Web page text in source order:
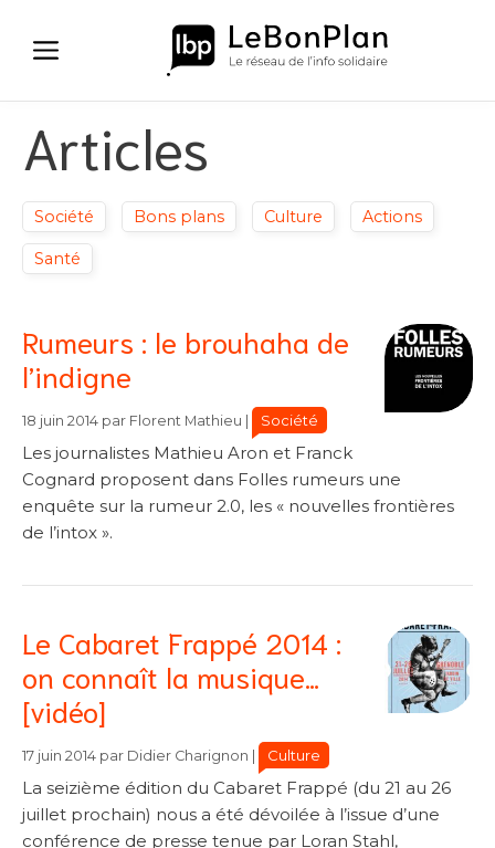
contenu
Articles
Société Bons plans Culture Actions
Santé
Rumeurs : le brouhaha de
l’indigne
18 juin 2014 par Florent Mathieu Catégories
Catégories
Société
Les journalistes Mathieu Aron et Franck
Cognard proposent dans Folles rumeurs une
enquête sur la rumeur 2.0, les « nouvelles frontières
de l’intox ».
Le Cabaret Frappé 2014 :
on connaît la musique…
[vidéo]
17 juin 2014 par Didier Charignon Catégories
Catégories
Culture
La seizième édition du Cabaret Frappé (du 21 au 26
juillet prochain) nous a été dévoilée à l’issue d’une
conférence de presse tenue par Loran Stahl,